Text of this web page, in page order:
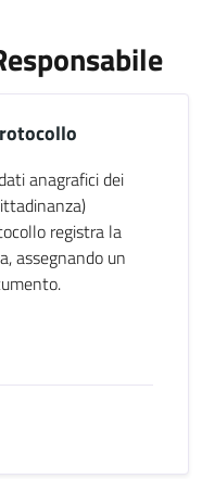
anagrafici dei
registra la
assegnando un